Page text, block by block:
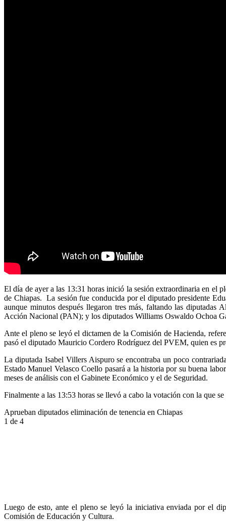
El día de ayer a las 13:31 horas inició la sesión extraordinaria en el
de Chiapas. La sesión fue conducida por el diputado presidente
aunque minutos después llegaron tres más, faltando las
Acción Nacional (PAN); y los diputados Williams Oswaldo Ochoa
Ante el pleno se leyó el dictamen de la Comisión de Hacienda,
pasó el diputado Mauricio Cordero Rodríguez del PVEM, quien es
La diputada Isabel Villers Aispuro se encontraba un poco
Estado Manuel Velasco Coello pasará a la historia por su buena
meses de análisis con el Gabinete Económico y el de Seguridad.
Finalmente a las 13:53 horas se llevó a cabo la votación con la que
Aprueban diputados eliminación de tenencia en Chiapas
1 de 4
Luego de esto, ante el pleno se leyó la iniciativa enviada por el
Comisión de Educación y Cultura.